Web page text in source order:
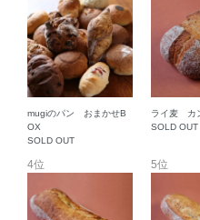
mugiのパン おまかせB
OX
SOLD OUT
ライ麦 カ
SOLD OUT
4位 5位